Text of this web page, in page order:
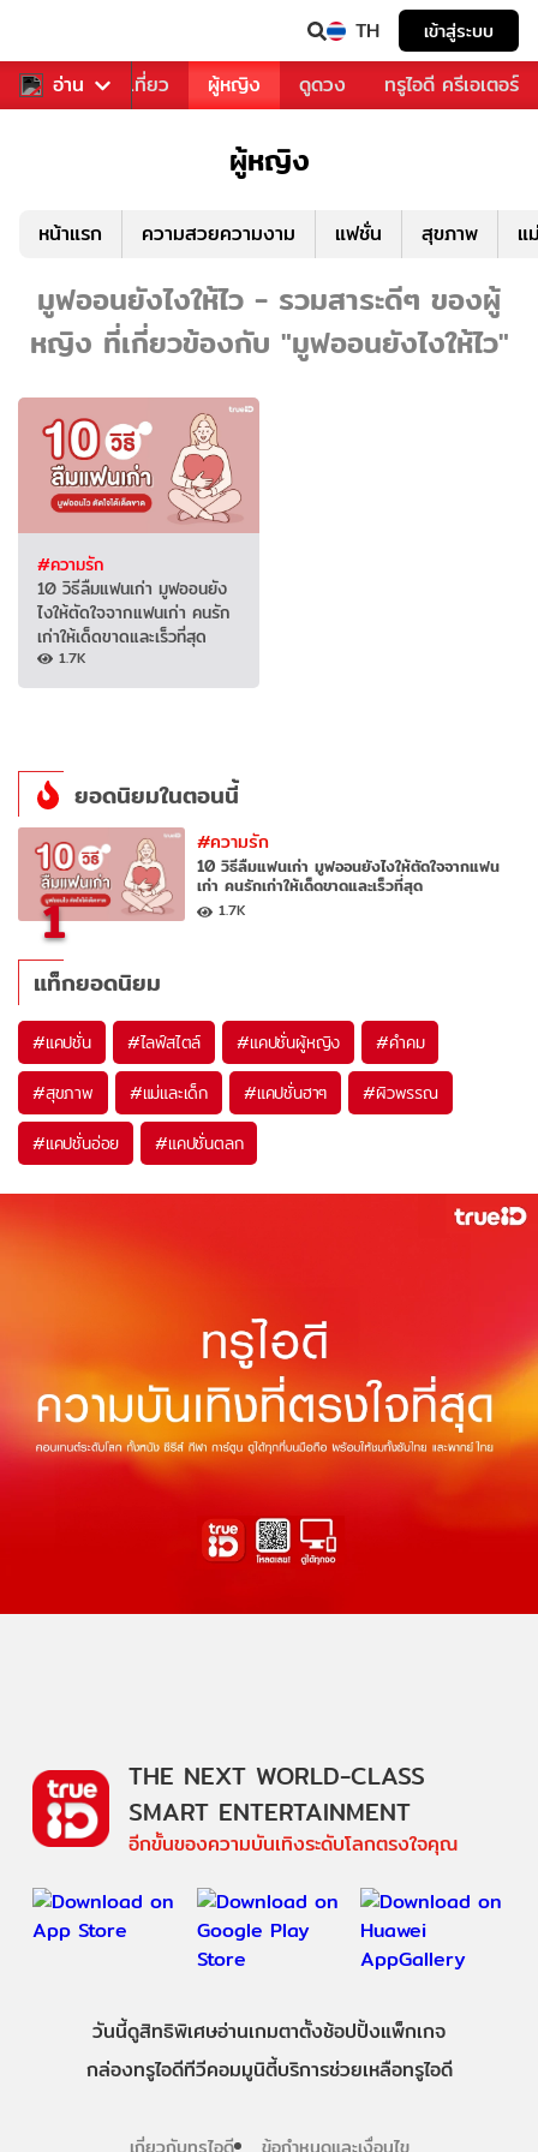
TH เข้าสู่ระบบ
อ่าน
อาหาร ท่องเที่ยว ผู้หญิง ดูดวง ทรูไอดี ครีเอเตอร์
ผู้หญิง
หน้าแรก ความสวยความงาม แฟชั่น สุขภาพ แ
มูฟออนยังไงให้ไว - รวมสาระดีๆ ของผู้
หญิง ที่เกี่ยวข้องกับ "มูฟออนยังไงให้ไว"
#ความรัก
10 วิธีลืมแฟนเก่า มูฟออนยัง
ไงให้ตัดใจจากแฟนเก่า คนรัก
เก่าให้เด็ดขาดและเร็วที่สุด
1.7K
ยอดนิยมในตอนนี้
1
#ความรัก
10 วิธีลืมแฟนเก่า มูฟออนยังไงให้ตัดใจจากแฟน
เก่า คนรักเก่าให้เด็ดขาดและเร็วที่สุด
1.7K
แท็กยอดนิยม
#แคปชั่น #ไลฟ์สไตล์ #แคปชั่นผู้หญิง #คำคม
#สุขภาพ #แม่และเด็ก #แคปชั่นฮาๆ #ผิวพรรณ
#แคปชั่นอ่อย #แคปชั่นตลก
THE NEXT WORLD-CLASS
SMART ENTERTAINMENT
อีกขั้นของความบันเทิงระดับโลกตรงใจคุณ
วันนี้ดูสิทธิพิเศษอ่านเกมตาตั้งช้อปปิ้งแพ็กเกจ
กล่องทรูไอดีทีวีคอมมูนิตี้บริการช่วยเหลือทรูไอดี